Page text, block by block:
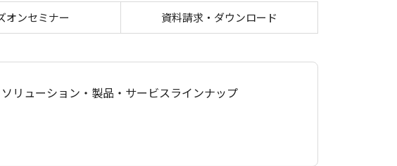
CAD・3DEXPERIENCE Works
オンセミナー 資料請求・ダウンロード
ソリューション・製品・サービスラインナップ